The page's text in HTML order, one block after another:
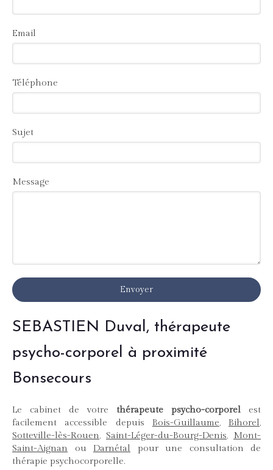
Email
Téléphone
Sujet
Message
Envoyer
SEBASTIEN Duval, thérapeute
psycho-corporel à proximité
Bonsecours
Le cabinet de votre thérapeute psycho-corporel est
facilement accessible depuis Bois-Guillaume, Bihorel,
Sotteville-lès-Rouen, Saint-Léger-du-Bourg-Denis, Mont-
Saint-Aignan ou Darnétal pour une consultation de
thérapie psychocorporelle.